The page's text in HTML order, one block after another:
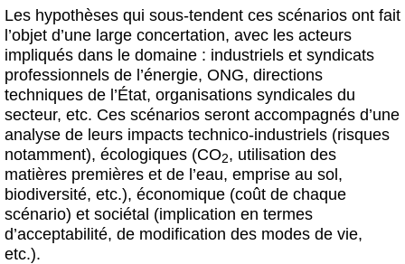
Les hypothèses qui sous-tendent ces scénarios ont fait
l’objet d’une large concertation, avec les acteurs
impliqués dans le domaine : industriels et syndicats
professionnels de l’énergie, ONG, directions
techniques de l’État, organisations syndicales du
secteur, etc. Ces scénarios seront accompagnés d’une
analyse de leurs impacts technico-industriels (risques
notamment), écologiques (CO2, utilisation des
matières premières et de l’eau, emprise au sol,
biodiversité, etc.), économique (coût de chaque
scénario) et sociétal (implication en termes
d’acceptabilité, de modification des modes de vie,
etc.).